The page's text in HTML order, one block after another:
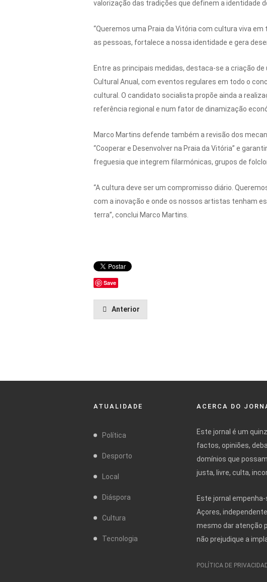
valorização das tradições que definem a identidade
“Queremos uma Praia da Vitória com cultura viva
as pessoas, fortalece a nossa identidade e gera
Entre as principais medidas, destaca-se a criação
Cultural Anual, com eventos regulares em todo o
cultural. O candidato socialista propõe ainda a
referência regional e num fator de dinamização
Marco Martins defende também a revisão dos
“Cooperar e Desenvolver na Praia da Vitória” e
freguesia que integrem filarmónicas, grupos de
“A cultura deve ser um compromisso diário.
com a inovação e onde os nossos artistas tenham
terra”, conclui Marco Martins.
Save
Anterior
ATUALIDADE
Política
Desporto
Local
Diáspora
Cultura
Tecnologia
ACERCA DO
Este jornal é um
factos, opiniões,
domínios que
justa, livre, culta,
Este jornal
Açores,
mesmo dar atenção
não prejudique a
POLÍTICA DE